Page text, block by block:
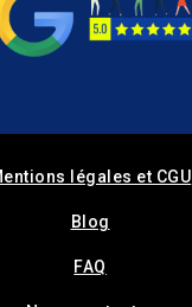
légales et CGU
Blog
FAQ